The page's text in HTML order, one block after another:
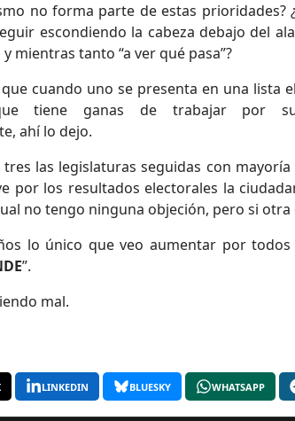
no forma parte de estas prioridades?
escondiendo la cabeza debajo del
mientras tanto “a ver qué pasa”?
cuando uno se presenta en una lista
tiene ganas de trabajar por
ahí lo dejo.
las legislaturas seguidas con
por los resultados electorales la
no tengo ninguna objeción, pero si
lo único que veo aumentar por
”.
mal.
LINKEDIN BLUESKY WHATSAPP